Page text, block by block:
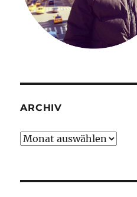
ARCHIV
Archiv